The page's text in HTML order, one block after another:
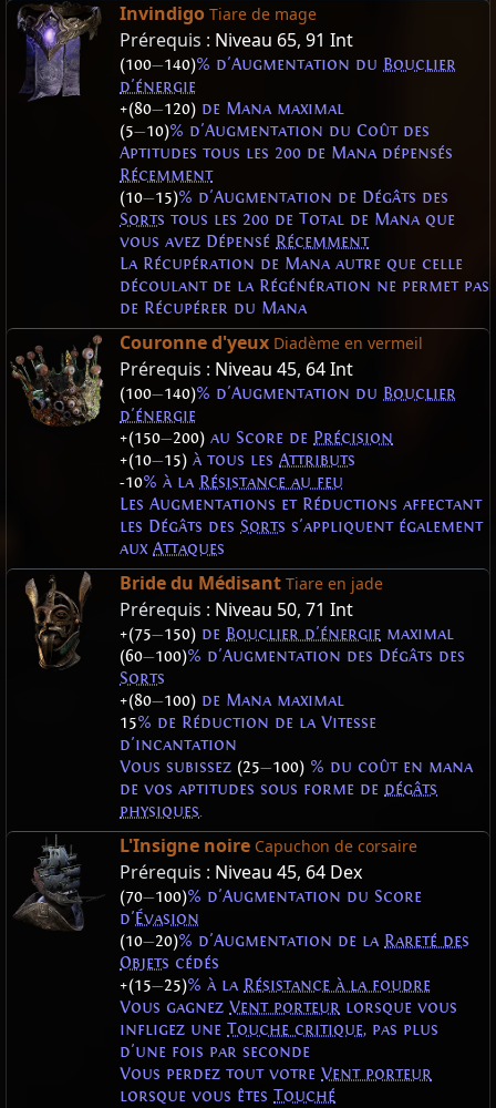
Invindigo Tiare de mage
Prérequis : Niveau 65, 91 Int
(100—140)% d'Augmentation du Bouclier
d'énergie
+(80—120) de Mana maximal
(5—10)% d'Augmentation du Coût des
Aptitudes tous les 200 de Mana dépensés
Récemment
(10—15)% d'Augmentation de Dégâts des
Sorts tous les 200 de Total de Mana que
vous avez Dépensé Récemment
La Récupération de Mana autre que celle
découlant de la Régénération ne permet pas
de Récupérer du Mana
Couronne d'yeux Diadème en vermeil
Prérequis : Niveau 45, 64 Int
(100—140)% d'Augmentation du Bouclier
d'énergie
+(150—200) au Score de Précision
+(10—15) à tous les Attributs
-10% à la Résistance au feu
Les Augmentations et Réductions affectant
les Dégâts des Sorts s'appliquent également
aux Attaques
Bride du Médisant Tiare en jade
Prérequis : Niveau 50, 71 Int
+(75—150) de Bouclier d'énergie maximal
(60—100)% d'Augmentation des Dégâts des
Sorts
+(80—100) de Mana maximal
15% de Réduction de la Vitesse
d'incantation
Vous subissez (25—100) % du coût en mana
de vos aptitudes sous forme de dégâts
physiques.
L'Insigne noire Capuchon de corsaire
Prérequis : Niveau 45, 64 Dex
(70—100)% d'Augmentation du Score
d'Évasion
(10—20)% d'Augmentation de la Rareté des
Objets cédés
+(15—25)% à la Résistance à la foudre
Vous gagnez Vent porteur lorsque vous
infligez une Touche critique, pas plus
d'une fois par seconde
Vous perdez tout votre Vent porteur
lorsque vous êtes Touché